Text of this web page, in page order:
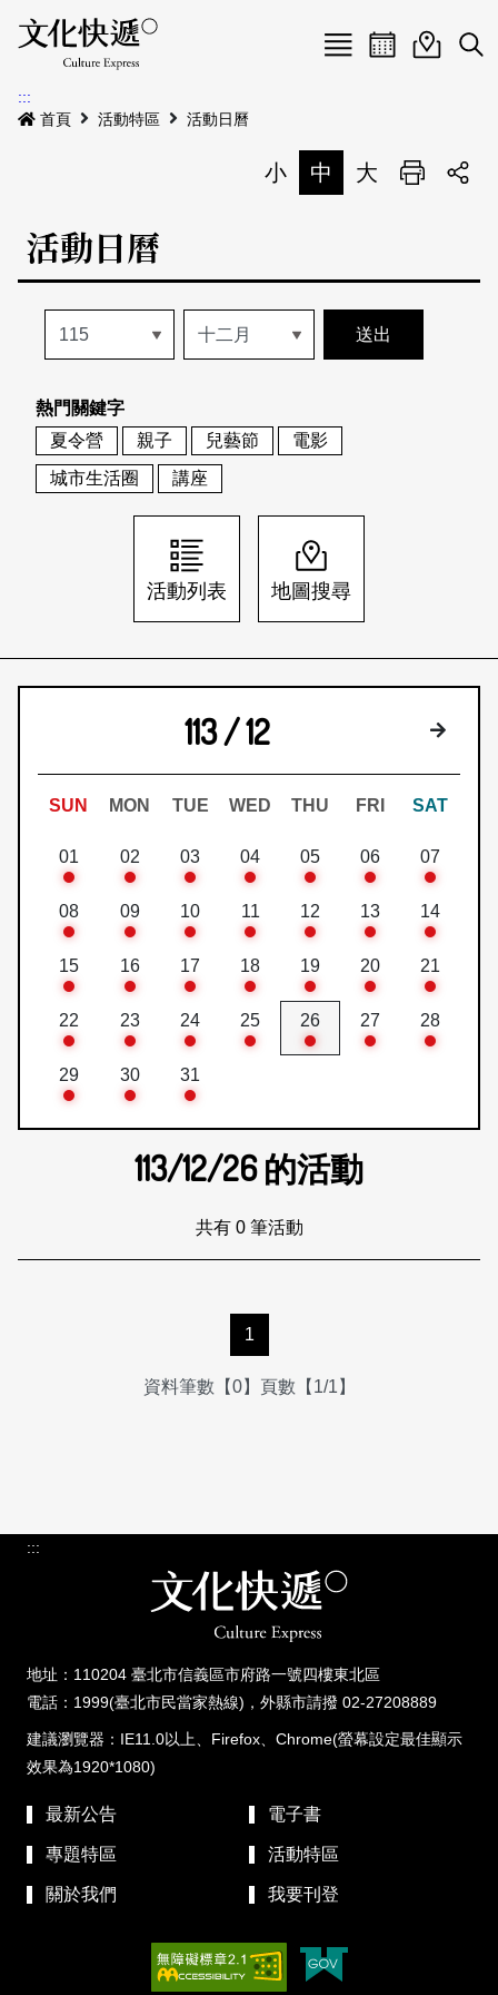
Menu
最新公告
本期專題
歷史專題
活動特區
活動列表
地圖搜尋
關於我們
關於我們
刊物索取地點
會員基本資料
刊登活動
網站導覽 English
日本語 登入/註冊
活動日曆活動地圖
展
:::
首頁
活動特區 活動日曆
小 中 大 列印
活動日曆
熱門關鍵字
夏令營
親子 兒藝節
電影
城市生活圈
講座
活動列表 地圖搜尋
113 / 12 下個月
SUN MON TUE WED THU FRI SAT
01 02 03 04 05 06 07
08 09 10 11 12 13 14
15 16 17 18 19 20 21
22 23 24 25 26 27 28
29 30 31
113/12/26的活動
共有 0 筆活動
1
資料筆數【0】頁數【1/1】
:::
地址：110204 臺北市信義區市府路一號四樓東北區
電話：1999(臺北市民當家熱線)，外縣市請撥 02-27208889
建議瀏覽器：IE11.0以上、Firefox、Chrome(螢幕設定最佳顯示
效果為1920*1080)
最新公告 電子書
專題特區 活動特區
關於我們 我要刊登